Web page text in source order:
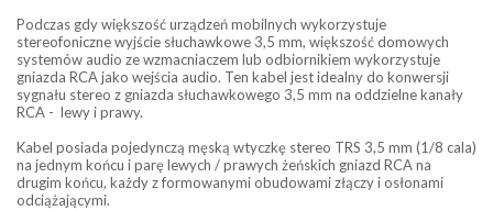
Podczas gdy większość urządzeń mobilnych wykorzystuje
stereofoniczne wyjście słuchawkowe 3,5 mm, większość domowych
systemów audio ze wzmacniaczem lub odbiornikiem wykorzystuje
gniazda RCA jako wejścia audio. Ten kabel jest idealny do konwersji
sygnału stereo z gniazda słuchawkowego 3,5 mm na oddzielne kanały
RCA - lewy i prawy.
Kabel posiada pojedynczą męską wtyczkę stereo TRS 3,5 mm (1/8 cala)
na jednym końcu i parę lewych / prawych żeńskich gniazd RCA na
drugim końcu, każdy z formowanymi obudowami złączy i osłonami
odciążającymi.